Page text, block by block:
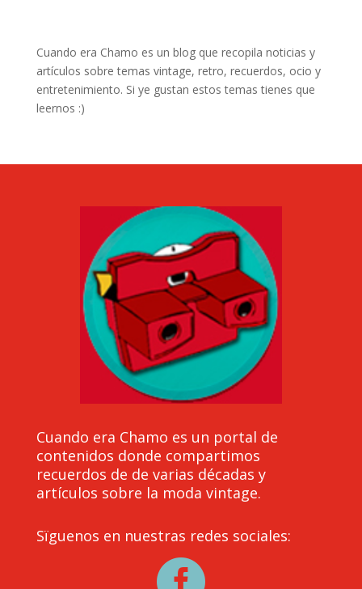
Cuando era Chamo es un blog que recopila noticias y
artículos sobre temas vintage, retro, recuerdos, ocio y
entretenimiento. Si ye gustan estos temas tienes que
leernos :)
Cuando era Chamo es un portal de
contenidos donde compartimos
recuerdos de de varias décadas y
artículos sobre la moda vintage.
Sïguenos en nuestras redes sociales: